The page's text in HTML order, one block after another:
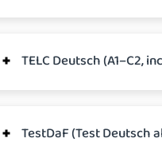
TELC Deutsch (A1–C2,
TestDaF (Test Deutsch